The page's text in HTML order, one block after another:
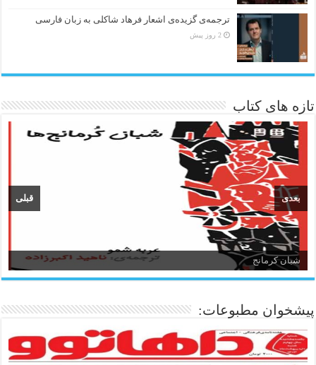
ترجمه‌ی گزیده‌‌ی اشعار فرهاد شاکلی به زبان فارسی
2 روز پیش
تازه های کتاب
شبان کرمانج
زبان و ادبیات کردی
قبلی بعدی
پیشخوان مطبوعات: